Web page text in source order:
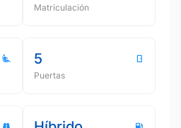
Matriculación
5
Puertas